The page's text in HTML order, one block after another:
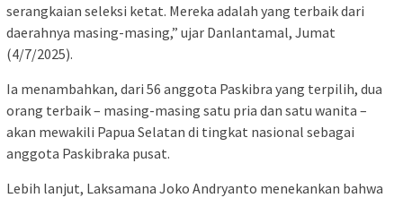
serangkaian seleksi ketat. Mereka adalah yang terbaik dari
daerahnya masing-masing,” ujar Danlantamal, Jumat
(4/7/2025).
Ia menambahkan, dari 56 anggota Paskibra yang terpilih, dua
orang terbaik – masing-masing satu pria dan satu wanita –
akan mewakili Papua Selatan di tingkat nasional sebagai
anggota Paskibraka pusat.
Lebih lanjut, Laksamana Joko Andryanto menekankan bahwa